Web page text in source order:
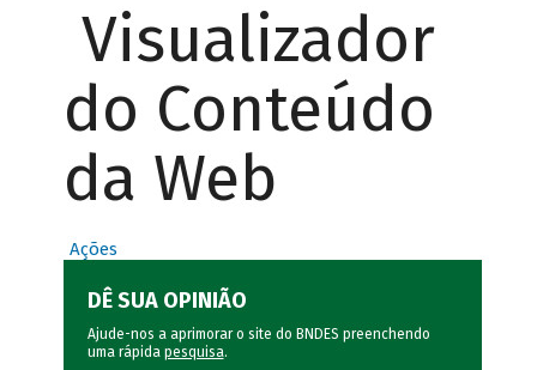
Visualizador
do Conteúdo
da Web
Ações
DÊ SUA OPINIÃO
Ajude-nos a aprimorar o site do BNDES preenchendo
uma rápida pesquisa.